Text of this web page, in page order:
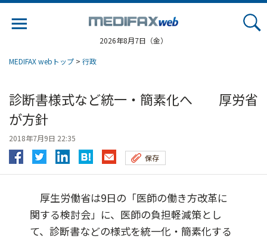
2026年8月7日（金）
MEDIFAX webトップ > 行政
診断書様式など統一・簡素化へ 厚労省
が方針
2018年7月9日 22:35
保存
厚生労働省は9日の「医師の働き方改革に
関する検討会」に、医師の負担軽減策とし
て、診断書などの様式を統一化・簡素化する